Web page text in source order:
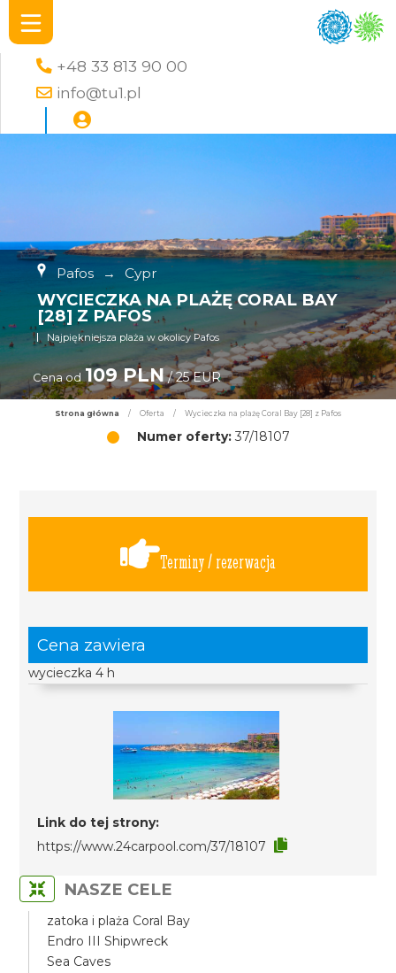
+48 33 813 90 00
info@tu1.pl
Pafos → Cypr
WYCIECZKA NA PLAŻĘ CORAL BAY
[28] Z PAFOS
Najpiękniejsza plaża w okolicy Pafos
Cena od 109 PLN/ 25 EUR
Strona główna / Oferta / Wycieczka na plażę Coral Bay [28] z Pafos
Numer oferty:37/18107
Terminy / rezerwacja
Cena zawiera
wycieczka 4 h
Link do tej strony:
https://www.24carpool.com/37/18107
NASZE CELE
zatoka i plaża Coral Bay
Endro III Shipwreck
Sea Caves